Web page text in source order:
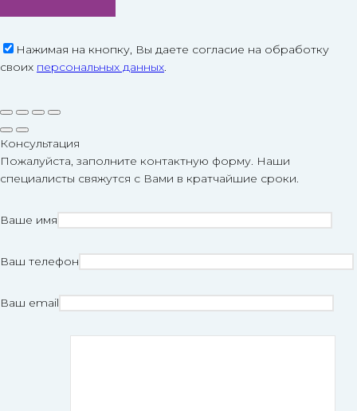
Нажимая на кнопку, Вы даете согласие на обработку
своих персональных данных.
Консультация
Пожалуйста, заполните контактную форму. Наши
специалисты свяжутся с Вами в кратчайшие сроки.
Ваше имя
Ваш телефон
Ваш email